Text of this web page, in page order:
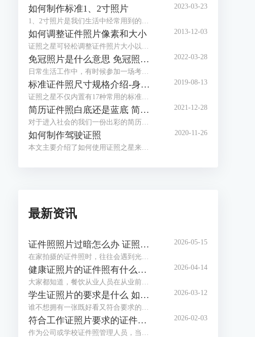
如何制作标准1、2寸照片
1、2寸照片是我们生活中经常用到的照片，本文主要介绍了如何使用证照之星来制作标准的1、2寸照片，包括规格设置、裁剪照片、色彩修正、背景处理等。
2023-03-23
如何调整证件照片像素和大小
证照之星可轻松调整证件照片大小以及证件照片的像素，让照片制作调整简单就能够完成。
2013-12-03
免冠照片是什么意思 免冠照片是什么底
日常生活工作中，有时候参加一场考试或者办理一个证件都需要本人的免冠照片，那么，免冠照片是什么意思，免冠照片是什么底，这些你知道吗？今天小编就和大家分享一下。
2022-03-28
标准证件照尺寸规格介绍-身份证，护照，美国签证
证照之星不仅内置有17种常用的标准证件照规格模板，还可以自定义设置任意标准证件照尺寸规格，能够支持所有的标准证件照尺寸规格的制作处理。
2019-08-13
简历证件照白底还是蓝底 简历证件照尺寸一般多大
对于进入社会的我们一份出彩的简历是我们找一份满意的工作的前提，在简历中除了让HR关注的个人履历介绍外，就属简历证件照更能体现一个人的精神面貌，那么，我们在制作简历时，简历证件照是放白底还是蓝底呢？简历证件照尺寸一般多大呢？
2021-12-28
如何制作驾驶证照
本文主要介绍了如何使用证照之星来制作驾驶证照片，详细介绍了从照片导入、照片修改到最后打印出标准驾驶证照的步骤。
2020-11-26
最新资讯
证件照照片过暗怎么办 证照之星软件如何调整照片亮度
在家拍摄的证件照时，往往会遇到光线不足、光线不均匀等情况，拍摄出的证件照照片会偏暗，面部也不够清晰，甚至出现黑脸照，这类照片是不能作为证件照投入使用的。这个时候该怎么调整照片，让证件照画面更明亮通透呢？这篇文章就告诉大家证件照照片过暗怎么办，证照之星软件如何调整照片亮度。
2026-05-15
健康证照片的证件照有什么要求 证照之星软件如何制作满足健康证标准的照片
大家都知道，餐饮从业人员在从业前都必须办理一张健康证。在办理健康证时，如果不想让办证处在现场拍摄照片，可以自行提供标准的健康证照片，那么普通人如何制作满足健康证要求的照片呢？下面就向大家介绍健康证照片的证件照有什么要求，证照之星软件如何制作满足健康证标准的照片。
2026-04-14
学生证照片的要求是什么 如何用证照之星软件调整照片比例以满足学校要求
谁不想拥有一张既好看又符合要求的学生证照片呢？到了开学季，学校又开始催收证件照了。如果对照相馆拍摄的证件照不满意，还可以自己在家制作证件照，只需了解学生证件照要求后，下载专业的证件照制作软件制作，还省了去照相馆的费用。这篇文章就告诉大家学生证照片的要求是什么，如何用证照之星软件调整照片比例以满足学校要求。
2026-03-12
符合工作证照片要求的证件照怎么做 证照之星软件如何批量生成工作证照片
作为公司或学校证件照管理人员，当有海量电子证件照需要制作与整理时，还在一张一张地用PS修图吗？证件照需要一张张拍，拍摄好后却不必一张张处理，浪费时间不说，还给自己增加了许多的工作量，使用专业软件批量生成证件照就方便多了。这篇文章就告诉大家符合工作证照片要求的证件照怎么做，证照之星软件如何批量生成工作证照片。
2026-02-03